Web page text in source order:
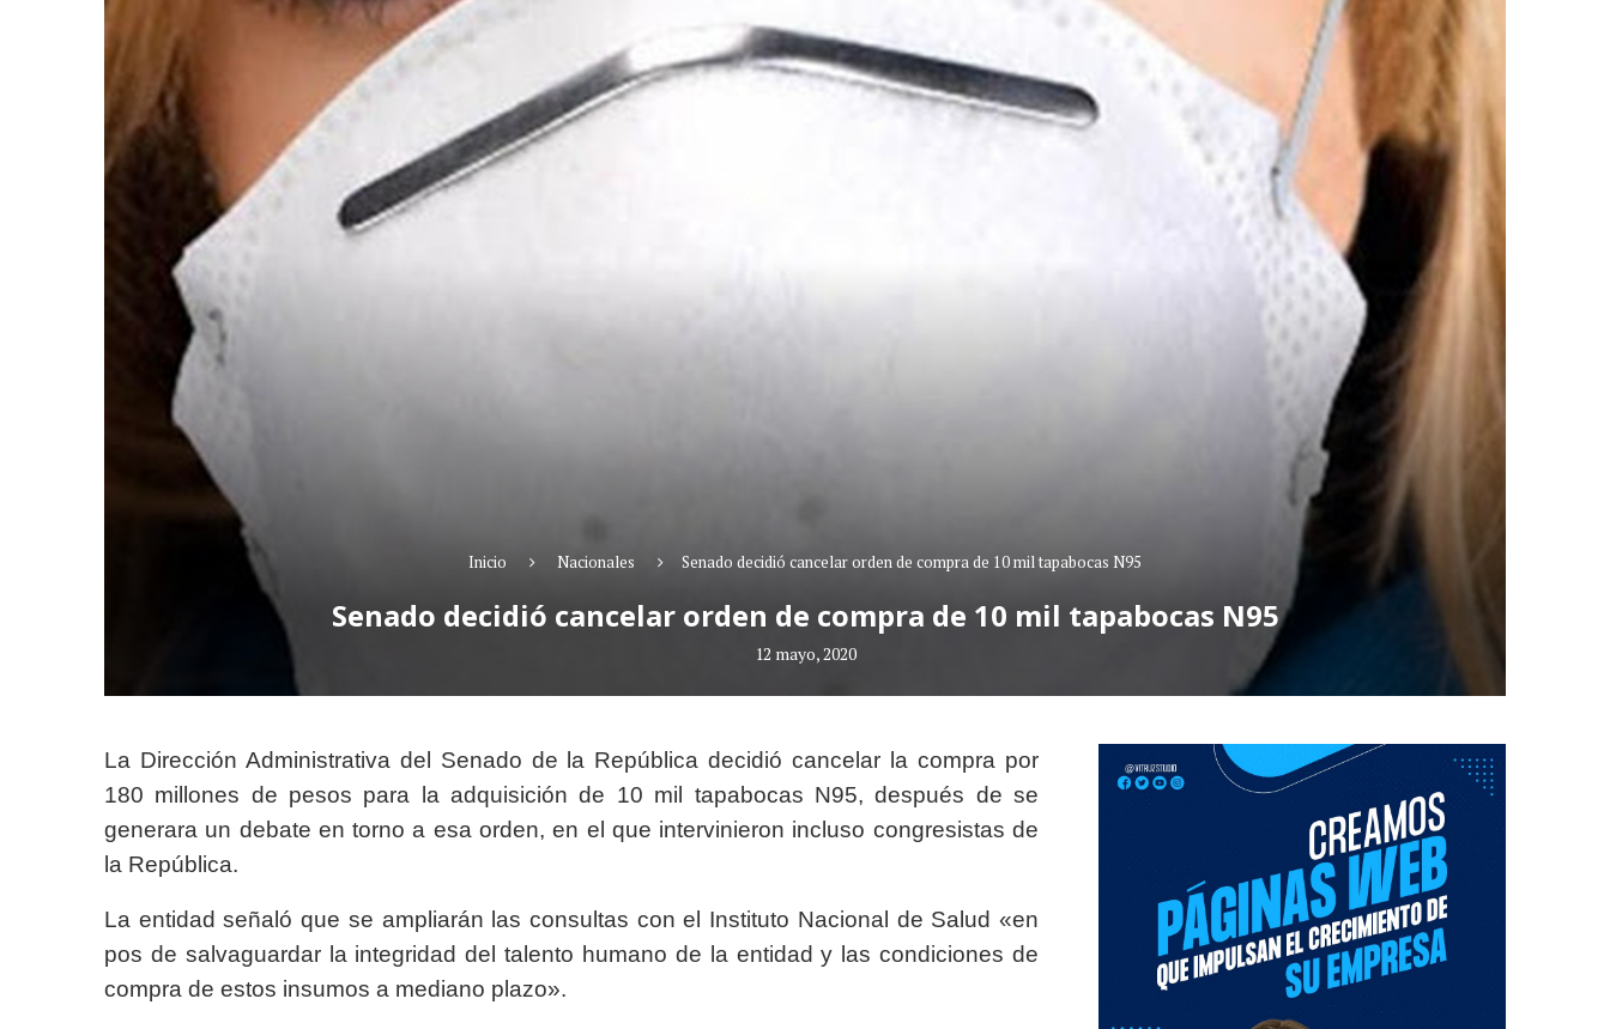
Inicio Nacionales Senado decidió cancelar orden de compra de 10 mil tapabocas N95
Senado decidió cancelar orden de compra de 10 mil tapabocas N95
12 mayo, 2020
La Dirección Administrativa del Senado de la República decidió cancelar la compra por
180 millones de pesos para la adquisición de 10 mil tapabocas N95, después de se
generara un debate en torno a esa orden, en el que intervinieron incluso congresistas de
la República.
La entidad señaló que se ampliarán las consultas con el Instituto Nacional de Salud «en
pos de salvaguardar la integridad del talento humano de la entidad y las condiciones de
compra de estos insumos a mediano plazo».